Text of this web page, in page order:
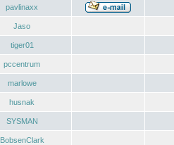
pavlinaxx
Jaso
tiger01
pccentrum
marlowe
husnak
SYSMAN
BobsenClark